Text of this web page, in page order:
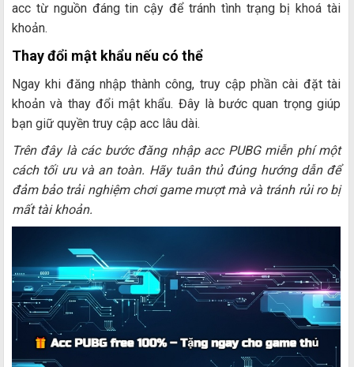
acc từ nguồn đáng tin cậy để tránh tình trạng bị khoá tài
khoản.
Thay đổi mật khẩu nếu có thể
Ngay khi đăng nhập thành công, truy cập phần cài đặt tài
khoản và thay đổi mật khẩu. Đây là bước quan trọng giúp
bạn giữ quyền truy cập acc lâu dài.
Trên đây là các bước đăng nhập acc PUBG miễn phí một
cách tối ưu và an toàn. Hãy tuân thủ đúng hướng dẫn để
đảm bảo trải nghiệm chơi game mượt mà và tránh rủi ro bị
mất tài khoản.